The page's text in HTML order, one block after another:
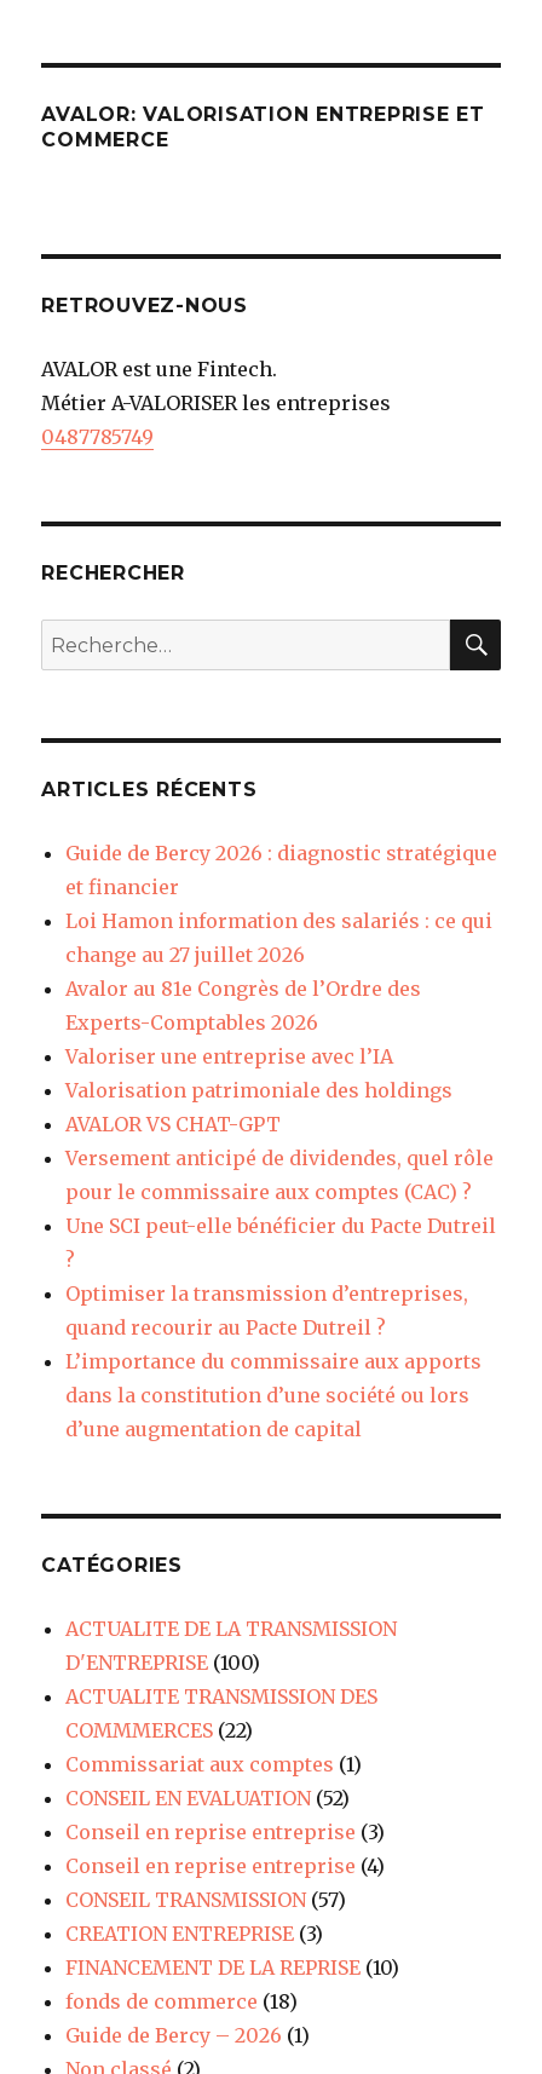
AVALOR: VALORISATION ENTREPRISE ET
COMMERCE
RETROUVEZ-NOUS
AVALOR est une Fintech.
Métier A-VALORISER les entreprises
0487785749
RECHERCHER
Recherche
pour
ARTICLES RÉCENTS
Guide de Bercy 2026 : diagnostic stratégique
et financier
Loi Hamon information des salariés : ce qui
change au 27 juillet 2026
Avalor au 81e Congrès de l’Ordre des
Experts-Comptables 2026
Valoriser une entreprise avec l’IA
Valorisation patrimoniale des holdings
AVALOR VS CHAT-GPT
Versement anticipé de dividendes, quel rôle
pour le commissaire aux comptes (CAC) ?
Une SCI peut-elle bénéficier du Pacte Dutreil
?
Optimiser la transmission d’entreprises,
quand recourir au Pacte Dutreil ?
L’importance du commissaire aux apports
dans la constitution d’une société ou lors
d’une augmentation de capital
CATÉGORIES
ACTUALITE DE LA TRANSMISSION
D'ENTREPRISE (100)
ACTUALITE TRANSMISSION DES
COMMMERCES (22)
Commissariat aux comptes (1)
CONSEIL EN EVALUATION(52)
Conseil en reprise entreprise (3)
Conseil en reprise entreprise (4)
CONSEIL TRANSMISSION(57)
CREATION ENTREPRISE (3)
FINANCEMENT DE LA REPRISE (10)
fonds de commerce (18)
Guide de Bercy – 2026 (1)